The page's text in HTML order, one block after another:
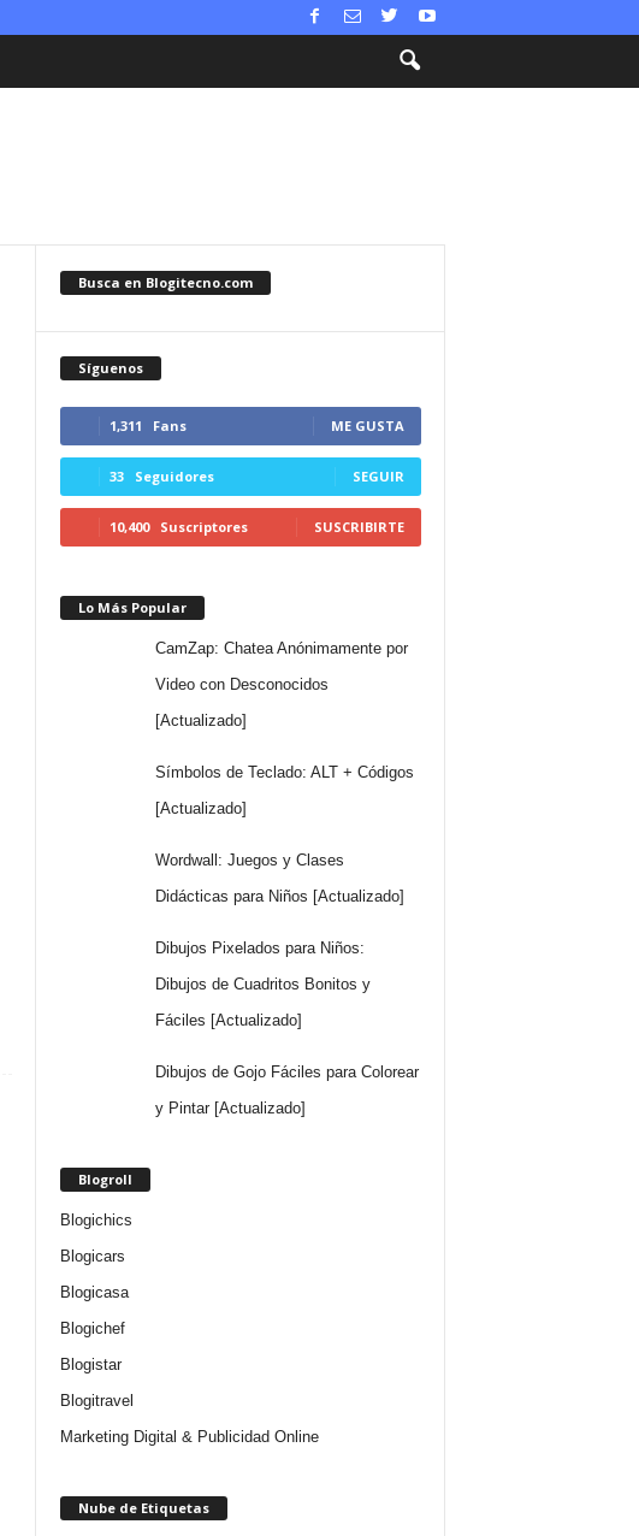
Busca en Blogitecno.com
Síguenos
1,311 Fans ME GUSTA
33 Seguidores SEGUIR
10,400 Suscriptores SUSCRIBIRTE
Lo Más Popular
CamZap: Chatea Anónimamente por
Video con Desconocidos
[Actualizado]
Símbolos de Teclado: ALT + Códigos
[Actualizado]
Wordwall: Juegos y Clases
Didácticas para Niños [Actualizado]
Dibujos Pixelados para Niños:
Dibujos de Cuadritos Bonitos y
Fáciles [Actualizado]
Dibujos de Gojo Fáciles para Colorear
y Pintar [Actualizado]
Blogroll
Blogichics
Blogicars
Blogicasa
Blogichef
Blogistar
Blogitravel
Marketing Digital & Publicidad Online
Nube de Etiquetas